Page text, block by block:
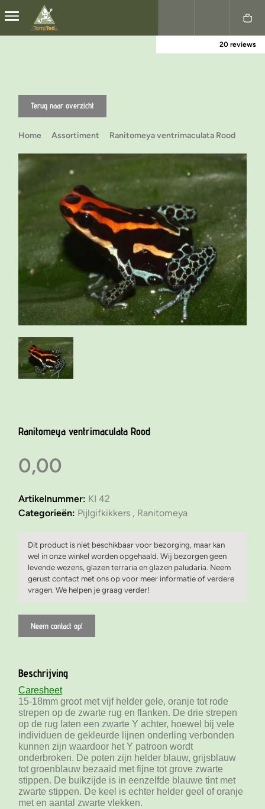
Nederlands
20 reviews
Terug naar overzicht
Home Assortiment Ranitomeya ventrimaculata Rood
Ranitomeya ventrimaculata Rood
0,00
Artikelnummer: KI 42
Categorieën: Pijlgifkikkers , Ranitomeya
Dit product is niet beschikbaar voor bezorging, maar kan
wel in onze winkel worden opgehaald. Wij bezorgen geen
levende wezens, glazen terraria en glazen paludaria. Neem
gerust contact met ons op voor meer informatie of verdere
vragen. We helpen je graag verder!
Neem contact op!
Beschrijving
Caresheet
15-18mm groot met vijf helder gele, oranje tot rode
strepen op de zwarte rug en flanken. De drie strepen
op de rug laten een zwarte Y achter, hoewel bij vele
individuen de gekleurde lijnen onderling verbonden
kunnen zijn waardoor het Y patroon wordt
onderbroken. De poten zijn helder blauw, grijsblauw
tot groenblauw bezaaid met fijne tot grove zwarte
stippen. De buikzijde is in eenzelfde blauwe tint met
zwarte stippen. De keel is echter helder geel of oranje
met en aantal zwarte vlekken.